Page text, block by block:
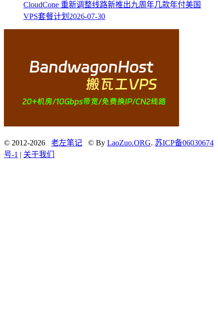
CloudCone 重新调整线路新推出九周年几款年付美国
VPS套餐计划 2026-07-30
© 2012-2026 老左笔记 © By LaoZuo.ORG. 苏ICP备06030674
号-1 | 关于我们